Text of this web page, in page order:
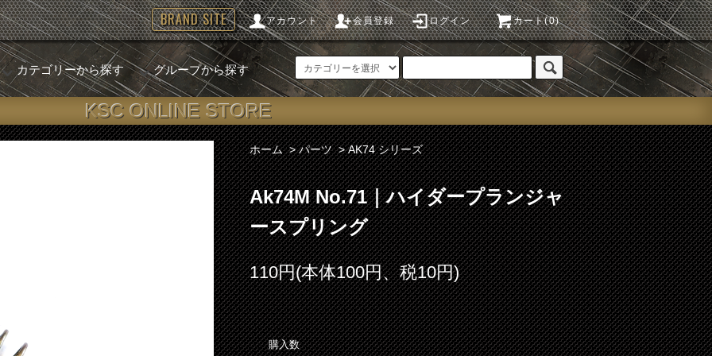
アカウント 会員登録 ログイン カート(0)
BRAND SITE
カテゴリーから探す グループから探す
KSC ONLINE STORE
ホーム >パーツ >AK74 シリーズ
Ak74M No.71｜ハイダープランジャ
ースプリング
110円(本体100円、税10円)
購入数